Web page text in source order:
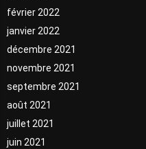
février 2022
janvier 2022
décembre 2021
novembre 2021
septembre 2021
août 2021
juillet 2021
juin 2021